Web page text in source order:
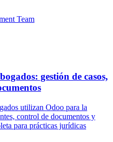
Team
gestión de casos,
utilizan Odoo para la
control de documentos y
para prácticas jurídicas